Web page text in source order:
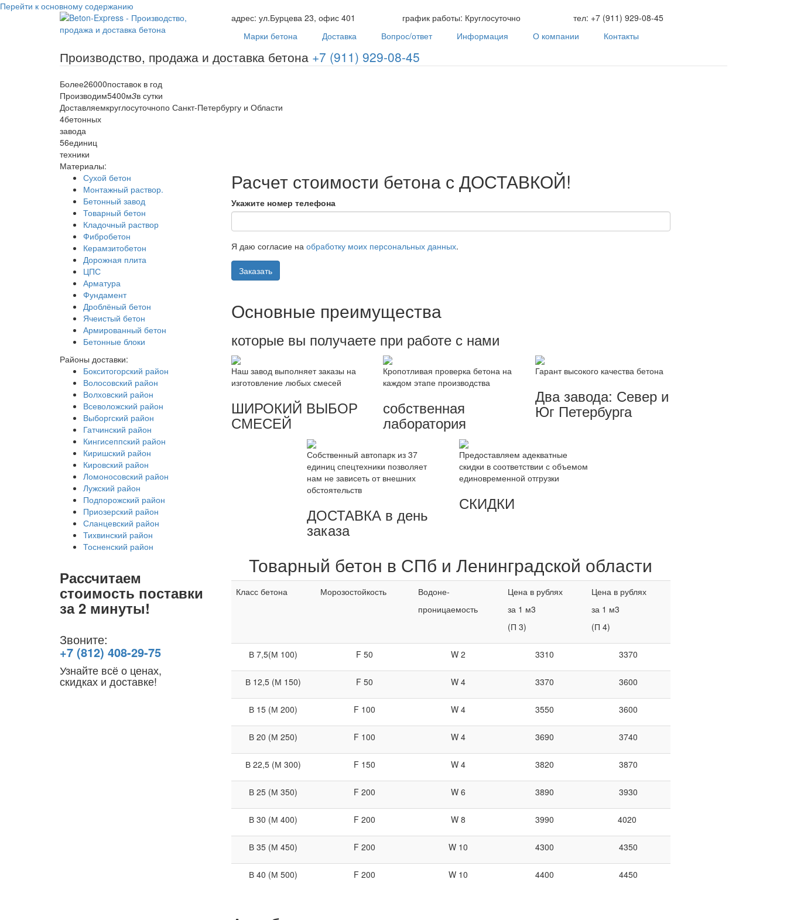
Перейти к основному содержанию
адрес: ул.Бурцева 23, офис 401 график работы: Круглосуточно тел: +7 (911) 929-08-45
Марки бетона
Доставка Вопрос/ответ Информация О компании Контакты
Производство, продажа и доставка бетона +7 (911) 929-08-45
Более26000поставок в год
Производим5400м3в сутки
Доставляемкруглосуточнопо Санкт-Петербургу и Области
4бетонных
завода
56единиц
техники
Материалы:
Сухой бетон
Монтажный раствор.
Бетонный завод
Товарный бетон
Кладочный раствор
Фибробетон
Керамзитобетон
Дорожная плита
ЦПС
Арматура
Фундамент
Дроблёный бетон
Ячеистый бетон
Армированный бетон
Бетонные блоки
Районы доставки:
Бокситогорский район
Волосовский район
Волховский район
Всеволожский район
Выборгский район
Гатчинский район
Кингисеппский район
Киришский район
Кировский район
Ломоносовский район
Лужский район
Подпорожский район
Приозерский район
Сланцевский район
Тихвинский район
Тосненский район
Рассчитаем
стоимость поставки
за 2 минуты!
Звоните:
+7 (812) 408-29-75
Узнайте всё о ценах,
скидках и доставке!
Расчет стоимости бетона с ДОСТАВКОЙ!
Укажите номер телефона
Я даю согласие на обработку моих персональных данных.
Заказать
Основные преимущества
которые вы получаете при работе с нами
Наш завод выполняет заказы на
изготовление любых смесей
ШИРОКИЙ ВЫБОР
СМЕСЕЙ
Кропотливая проверка бетона на
каждом этапе производства
собственная
лаборатория
Гарант высокого качества бетона
Два завода: Север и
Юг Петербурга
Собственный автопарк из 37
единиц спецтехники позволяет
нам не зависеть от внешних
обстоятельств
ДОСТАВКА в день
заказа
Предоставляем адекватные
скидки в соответствии с объемом
единовременной отгрузки
СКИДКИ
Товарный бетон в СПб и Ленинградской области
Класс бетона Морозостойкость
Водоне-
проницаемость
Цена в рублях
за 1 м3
(П 3)
Цена в рублях
за 1 м3
(П 4)
В 7,5(М 100) F 50 W 2 3310 3370
В 12,5 (М 150) F 50 W 4 3370 3600
В 15 (М 200) F 100 W 4 3550 3600
В 20 (М 250) F 100 W 4 3690 3740
В 22,5 (М 300) F 150 W 4 3820 3870
В 25 (М 350) F 200 W 6 3890 3930
В 30 (М 400) F 200 W 8 3990 4020
В 35 (М 450) F 200 W 10 4300 4350
В 40 (М 500) F 200 W 10 4400 4450